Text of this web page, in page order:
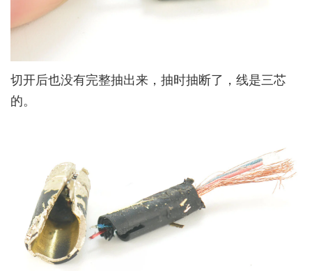
切开后也没有完整抽出来，抽时抽断了，线是三芯
的。